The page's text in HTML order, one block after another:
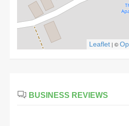
Leaflet | ©
BUSINESS REVIEWS